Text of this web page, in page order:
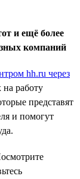
и ещё более
компаний
hh.ru через
на работу
представят
и помогут